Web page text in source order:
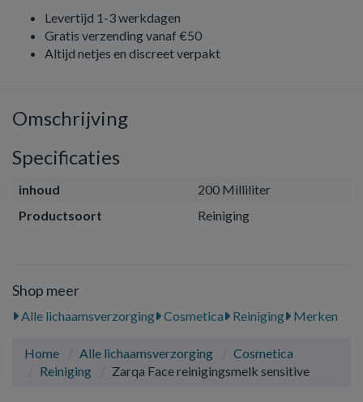
Levertijd 1-3 werkdagen
Gratis verzending vanaf €50
Altijd netjes en discreet verpakt
Omschrijving
Specificaties
inhoud
200 Milliliter
Productsoort
Reiniging
Shop meer
Alle lichaamsverzorging Cosmetica Reiniging Merken
Home Alle lichaamsverzorging
Cosmetica
Reiniging
Zarqa Face reinigingsmelk sensitive